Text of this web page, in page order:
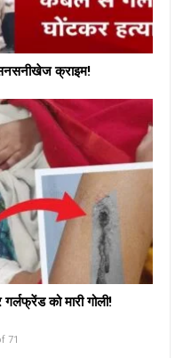
क्राइम!
को मारी गोली!
71